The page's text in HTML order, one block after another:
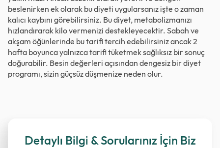
beslenirken ek olarak bu diyeti uygularsanız işte o zaman
kalıcı kaybını görebilirsiniz. Bu diyet, metabolizmanızı
hızlandırarak kilo vermenizi destekleyecektir. Sabah ve
akşam öğünlerinde bu tarifi tercih edebilirsiniz ancak 2
hafta boyunca yalnızca tarifi tüketmek sağlıksız bir sonuç
doğurabilir. Besin değerleri açısından dengesiz bir diyet
programı, sizin güçsüz düşmenize neden olur.
Detaylı Bilgi & Sorularınız İçin Biz